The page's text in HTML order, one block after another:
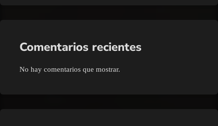
Comentarios recientes
No hay comentarios que mostrar.